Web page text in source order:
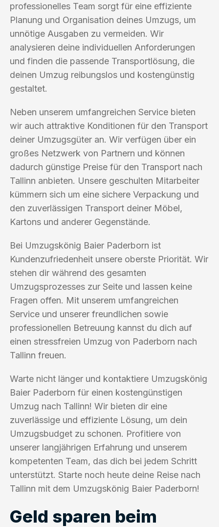
professionelles Team sorgt für eine effiziente
Planung und Organisation deines Umzugs, um
unnötige Ausgaben zu vermeiden. Wir
analysieren deine individuellen Anforderungen
und finden die passende Transportlösung, die
deinen Umzug reibungslos und kostengünstig
gestaltet.
Neben unserem umfangreichen Service bieten
wir auch attraktive Konditionen für den Transport
deiner Umzugsgüter an. Wir verfügen über ein
großes Netzwerk von Partnern und können
dadurch günstige Preise für den Transport nach
Tallinn anbieten. Unsere geschulten Mitarbeiter
kümmern sich um eine sichere Verpackung und
den zuverlässigen Transport deiner Möbel,
Kartons und anderer Gegenstände.
Bei Umzugskönig Baier Paderborn ist
Kundenzufriedenheit unsere oberste Priorität. Wir
stehen dir während des gesamten
Umzugsprozesses zur Seite und lassen keine
Fragen offen. Mit unserem umfangreichen
Service und unserer freundlichen sowie
professionellen Betreuung kannst du dich auf
einen stressfreien Umzug von Paderborn nach
Tallinn freuen.
Warte nicht länger und kontaktiere Umzugskönig
Baier Paderborn für einen kostengünstigen
Umzug nach Tallinn! Wir bieten dir eine
zuverlässige und effiziente Lösung, um dein
Umzugsbudget zu schonen. Profitiere von
unserer langjährigen Erfahrung und unserem
kompetenten Team, das dich bei jedem Schritt
unterstützt. Starte noch heute deine Reise nach
Tallinn mit dem Umzugskönig Baier Paderborn!
Geld sparen beim